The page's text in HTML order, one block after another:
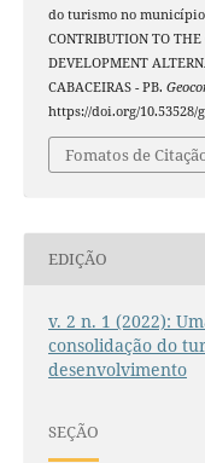
do turismo no município
CONTRIBUTION TO
DEVELOPMENT
CABACEIRAS - PB.
https://doi.org/10.53528/
Fomatos de
EDIÇÃO
v. 2 n. 1 (2022):
consolidação do
desenvolvimento
SEÇÃO